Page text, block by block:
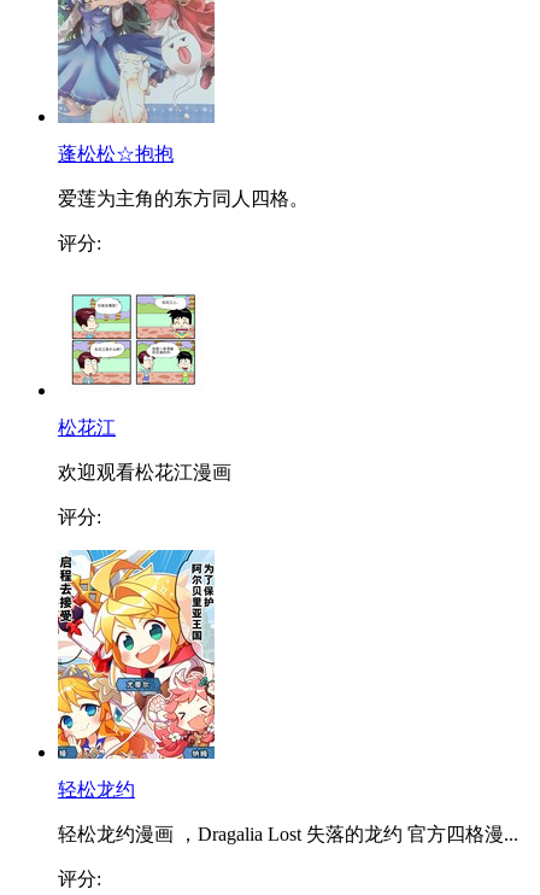
蓬松松☆抱抱
爱莲为主角的东方同人四格。
评分:
松花江
欢迎观看松花江漫画
评分:
轻松龙约
轻松龙约漫画 ，Dragalia Lost 失落的龙约 官方四格漫...
评分: